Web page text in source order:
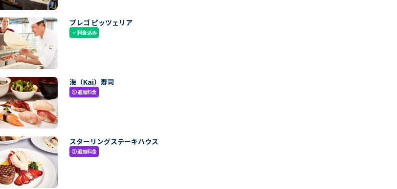
プレゴ ピッツェリア
check料金込み
海（Kai）寿司
paid追加料金
スターリングステーキハウス
paid追加料金